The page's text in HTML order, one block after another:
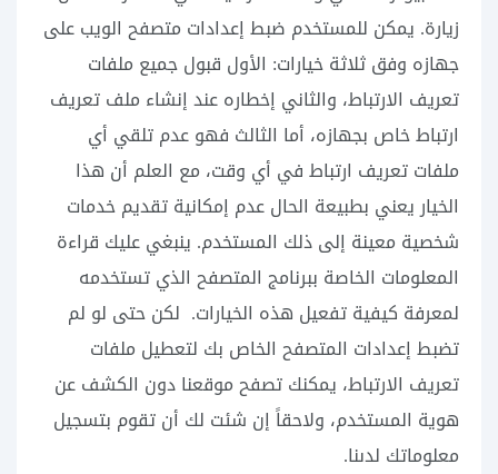
زيارة. يمكن للمستخدم ضبط إعدادات متصفح الويب على
جهازه وفق ثلاثة خيارات: الأول قبول جميع ملفات
تعريف الارتباط، والثاني إخطاره عند إنشاء ملف تعريف
ارتباط خاص بجهازه، أما الثالث فهو عدم تلقي أي
ملفات تعريف ارتباط في أي وقت، مع العلم أن هذا
الخيار يعني بطبيعة الحال عدم إمكانية تقديم خدمات
شخصية معينة إلى ذلك المستخدم. ينبغي عليك قراءة
المعلومات الخاصة ببرنامج المتصفح الذي تستخدمه
لمعرفة كيفية تفعيل هذه الخيارات. لكن حتى لو لم
تضبط إعدادات المتصفح الخاص بك لتعطيل ملفات
تعريف الارتباط، يمكنك تصفح موقعنا دون الكشف عن
هوية المستخدم، ولاحقاً إن شئت لك أن تقوم بتسجيل
معلوماتك لدىنا.